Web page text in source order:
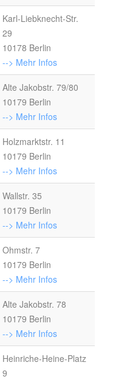
Karl-Liebknecht-Str.
29
10178 Berlin
--> Mehr Infos
Alte Jakobstr. 79/80
10179 Berlin
--> Mehr Infos
Holzmarktstr. 11
10179 Berlin
--> Mehr Infos
Wallstr. 35
10179 Berlin
--> Mehr Infos
Ohmstr. 7
10179 Berlin
--> Mehr Infos
Alte Jakobstr. 78
10179 Berlin
--> Mehr Infos
Heinriche-Heine-Platz
9